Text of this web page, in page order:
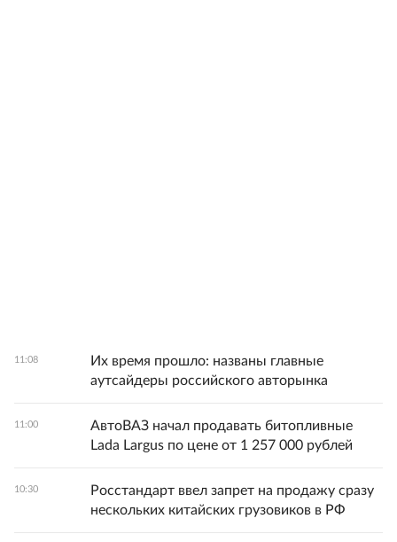
11:08
Их время прошло: названы главные
аутсайдеры российского авторынка
11:00
АвтоВАЗ начал продавать битопливные
Lada Largus по цене от 1 257 000 рублей
10:30
Росстандарт ввел запрет на продажу сразу
нескольких китайских грузовиков в РФ